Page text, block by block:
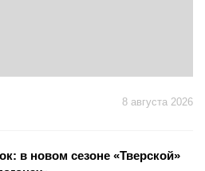
8 августа 2026
в новом сезоне «Тверской»